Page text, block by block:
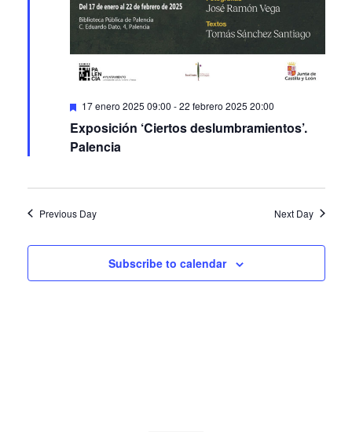
Featured
17 enero 2025 09:00-22 febrero 2025 20:00
Exposición ‘Ciertos deslumbramientos’.
Subscribe to calendar